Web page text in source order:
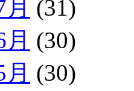
(31)
(30)
(30)